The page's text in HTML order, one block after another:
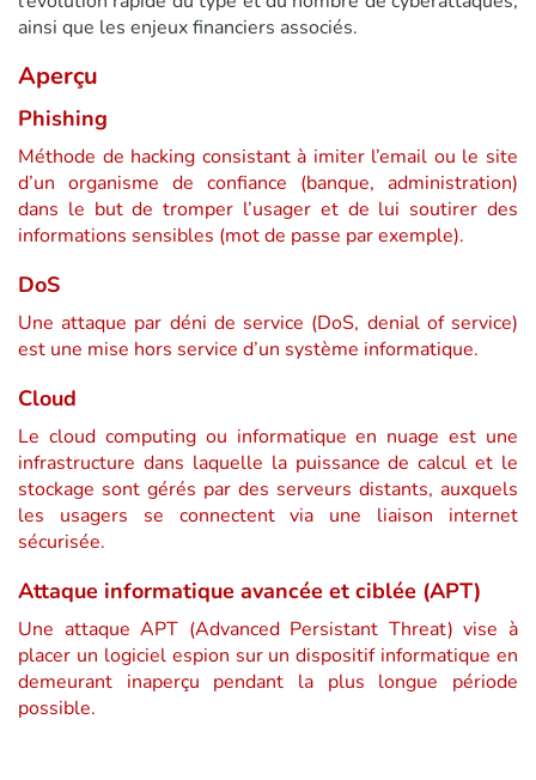
ainsi que les enjeux financiers associés.
Aperçu
Phishing
Méthode de hacking consistant à imiter l’email ou le site
d’un organisme de confiance (banque, administration)
dans le but de tromper l’usager et de lui soutirer des
informations sensibles (mot de passe par exemple).
DoS
Une attaque par déni de service (DoS, denial of service)
est une mise hors service d’un système informatique.
Cloud
Le cloud computing ou informatique en nuage est une
infrastructure dans laquelle la puissance de calcul et le
stockage sont gérés par des serveurs distants, auxquels
les usagers se connectent via une liaison internet
sécurisée.
Attaque informatique avancée et ciblée (APT)
Une attaque APT (Advanced Persistant Threat) vise à
placer un logiciel espion sur un dispositif informatique en
demeurant inaperçu pendant la plus longue période
possible.